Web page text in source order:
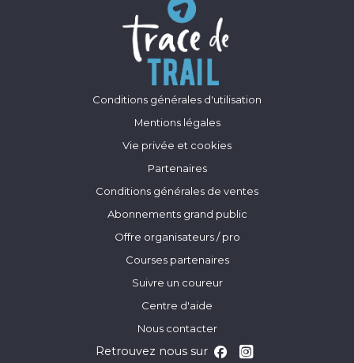
Conditions générales d'utilisation
Mentions légales
Vie privée et cookies
Partenaires
Conditions générales de ventes
Abonnements grand public
Offre organisateurs / pro
Courses partenaires
Suivre un coureur
Centre d'aide
Nous contacter
Retrouvez nous sur